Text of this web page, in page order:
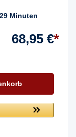
Minuten
68,95 €*